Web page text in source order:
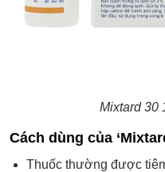
Mixtard 30
Cách dùng của
Thuốc thường được